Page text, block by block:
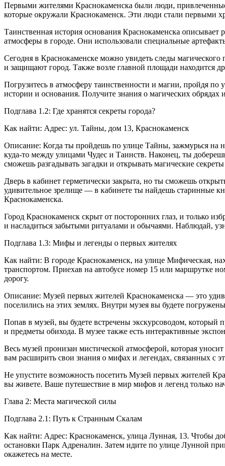
Первыми жителями Краснокаменска были люди,
которые окружали Краснокаменск. Эти люди стали первыми
Таинственная история основания Краснокаменска
атмосферы в городе. Они использовали специальные
Сегодня в Краснокаменске можно увидеть следы
и защищают город. Также возле главной площади находится
Погрузитесь в атмосферу таинственности и магии, пройдя по
истории и основания. Получите знания о магических
Подглава 1.2: Где хранятся секреты города?
Как найти: Адрес: ул. Тайны, дом 13, Краснокаменск
Описание: Когда ты пройдешь по улице Тайны, зажмурься на
куда-то между улицами Чудес и Таинств. Наконец, ты
сможешь разгадывать загадки и открывать магические
Дверь в кабинет герметически закрыта, но ты сможешь
удивительное зрелище — в кабинете ты найдешь старинные
Краснокаменска.
Город Краснокаменск скрыт от посторонних глаз, и только
и насладиться забытыми ритуалами и обычаями. Наблюдай,
Подглава 1.3: Мифы и легенды о первых жителях
Как найти: В городе Краснокаменск, на улице Мифическая,
транспортом. Приехав на автобусе номер 15 или маршрутке
дорогу.
Описание: Музей первых жителей Краснокаменска — это
поселились на этих землях. Внутри музея вы будете
Попав в музей, вы будете встречены экскурсоводом,
и предметы обихода. В музее также есть интерактивные
Весь музей пронизан мистической атмосферой, которая
вам расширить свои знания о мифах и легендах, связанных с
Не упустите возможность посетить Музей первых жителей
вы живете. Ваше путешествие в мир мифов и легенд только
Глава 2: Места магической силы
Подглава 2.1: Путь к Странным Скалам
Как найти: Адрес: Краснокаменск, улица Лунная, 13. Чтобы
остановки Парк Адреналин. Затем идите по улице Лунной
окажетесь на месте.